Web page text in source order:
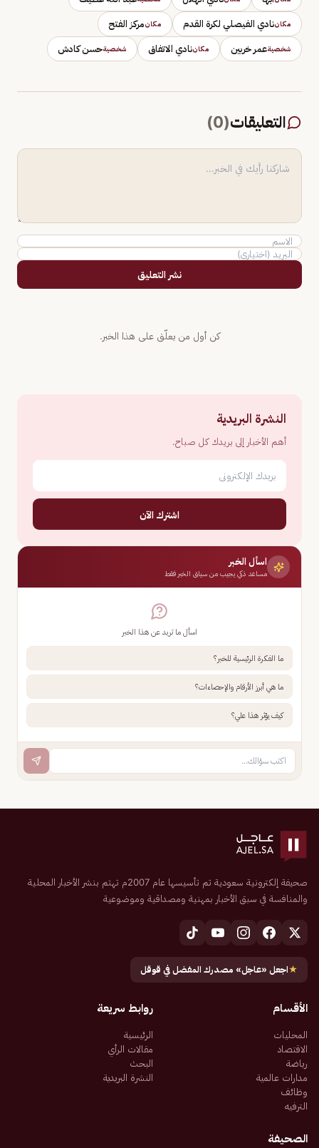
مكاننادي الفيصلي لكرة القدم مكانمركز الفتح
شخصيةعمر خربين مكاننادي الاتفاق شخصيةحسن كادش
التعليقات(
0
)
نشر التعليق
كن أول من يعلّق على هذا الخبر.
النشرة البريدية
أهم الأخبار إلى بريدك كل صباح.
اشترك الآن
اسأل الخبر
مساعد ذكي يجيب من سياق الخبر فقط
اسأل ما تريد عن هذا الخبر
ما الفكرة الرئيسية للخبر؟
ما هي أبرز الأرقام والإحصاءات؟
كيف يؤثر هذا علي؟
صحيفة إلكترونية سعودية تم تأسيسها عام 2007م تهتم بنشر الأخبار المحلية
والمنافسة في سبق الأخبار بمهنية ومصداقية وموضوعية
★اجعل «عاجل» مصدرك المفضل في قوقل
الأقسام
المحليات
الاقتصاد
رياضة
مدارات عالمية
وظائف
الترفيه
روابط سريعة
الرئيسية
مقالات الرأي
البحث
النشرة البريدية
الصحيفة